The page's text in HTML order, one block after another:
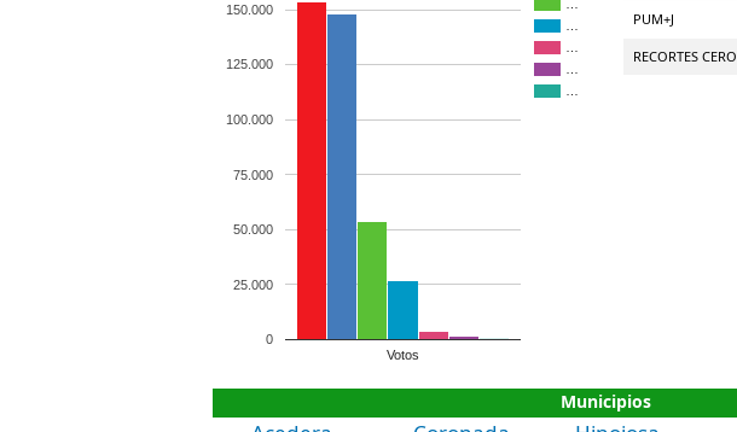
Votos
0
25.000
50.000
75.000
100.000
125.000
150.000
PUM+J
RECORTES CERO
Municipios